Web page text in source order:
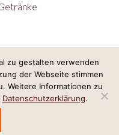
Online-Marketing,Webdesign
zu gestalten verwenden
der Webseite stimmen
Weitere Informationen zu
Datenschutzerklärung.